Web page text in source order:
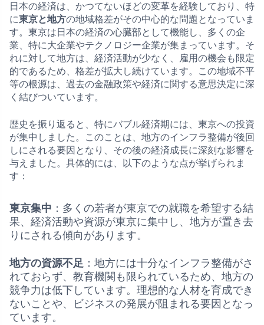
日本の経済は、かつてないほどの変革を経験しており、特
に東京と地方の地域格差がその中心的な問題となっていま
す。東京は日本の経済の心臓部として機能し、多くの企
業、特に大企業やテクノロジー企業が集まっています。そ
れに対して地方は、経済活動が少なく、雇用の機会も限定
的であるため、格差が拡大し続けています。この地域不平
等の根源は、過去の金融政策や経済に関する意思決定に深
く結びついています。
歴史を振り返ると、特にバブル経済期には、東京への投資
が集中しました。このことは、地方のインフラ整備が後回
しにされる要因となり、その後の経済成長に深刻な影響を
与えました。具体的には、以下のような点が挙げられま
す：
東京集中 ：多くの若者が東京での就職を希望する結
果、経済活動や資源が東京に集中し、地方が置き去
りにされる傾向があります。
地方の資源不足 ：地方には十分なインフラ整備がさ
れておらず、教育機関も限られているため、地方の
競争力は低下しています。理想的な人材を育成でき
ないことや、ビジネスの発展が阻まれる要因となっ
ています。